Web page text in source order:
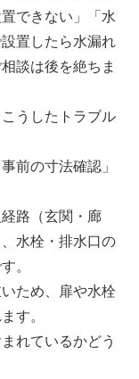
できない」「水
置したら水漏れ
談は後を絶ちま
うしたトラブル
前の寸法確認」
路（玄関・廊
水栓・排水口の
。
ため、扉や水栓
す。
れているかどう